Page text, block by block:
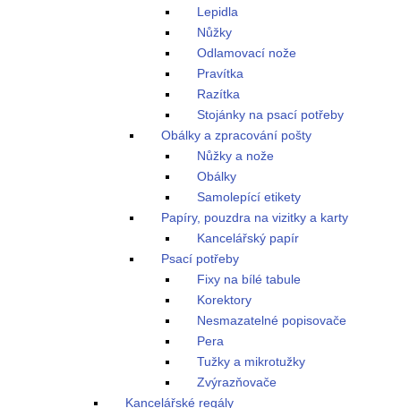
Lepidla
Nůžky
Odlamovací nože
Pravítka
Razítka
Stojánky na psací potřeby
Obálky a zpracování pošty
Nůžky a nože
Obálky
Samolepící etikety
Papíry, pouzdra na vizitky a karty
Kancelářský papír
Psací potřeby
Fixy na bílé tabule
Korektory
Nesmazatelné popisovače
Pera
Tužky a mikrotužky
Zvýrazňovače
Kancelářské regály